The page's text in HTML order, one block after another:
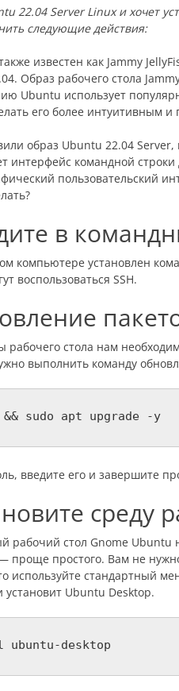
22.04 Server Linux и хочет
следующие действия:
известен как Jammy
Образ рабочего стола
Ubuntu использует
его более интуитивным
образ Ubuntu 22.04
интерфейс командной
пользовательский
в
компьютере установлен
воспользоваться SSH.
рабочего стола нам
выполнить команду
sudo apt upgrade -y
введите его и завершите
среду
рабочий стол Gnome
простого. Вам не
используйте стандартный
установит Ubuntu Desktop.
desktop